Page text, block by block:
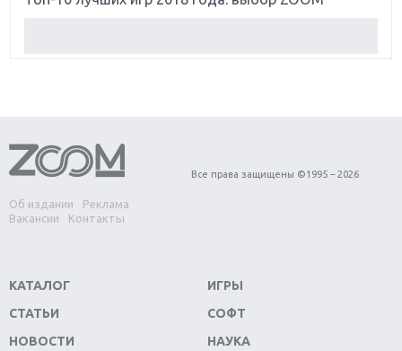
Обзор игры Forza Horizon 4: вершина эволюции
Две важных новинки для консолей: Spider-Man и
Divinity Original Sin 2
Switch
Обзор игры The Crew 2: покорение Америки
Об издании
Реклама
Вакансии
Контакты
Все права защищены ©1995 – 2026
КАТАЛОГ
СТАТЬИ
НОВОСТИ
ИГРЫ
СОФТ
НАУКА